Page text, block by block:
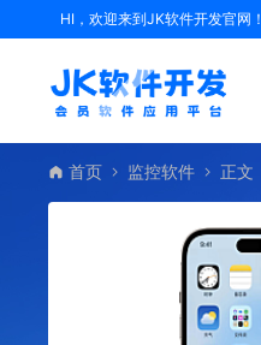
HI，欢迎来到JK软件开发官网！
首页 监控软件 正文